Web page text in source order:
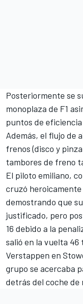
Posteriormente se
monoplaza de F1
puntos de
Además, el flujo de
frenos (disco y
tambores de freno
El piloto emiliano,
cruzó heroicamente
demostrando que
justificado, pero
16 debido a la
salió en la vuelta 46
Verstappen en
grupo se acercaba
detrás del coche de